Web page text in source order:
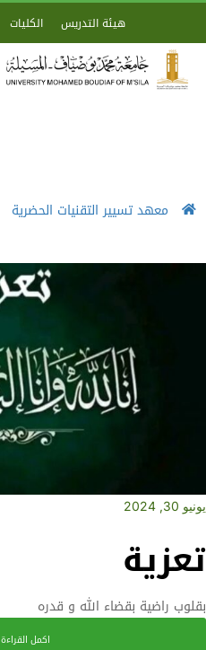
هيئة التدريس الكليات
معهد تسيير التقنيات الحضرية
يونيو 30, 2024
تعزية
بقلوب راضية بقضاء الله و قدره
اكمل القراءة